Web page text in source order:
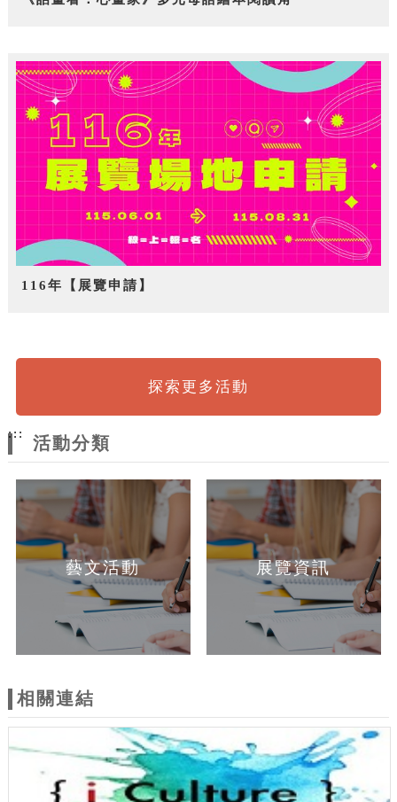
116年【展覽申請】
探索更多活動
:::
活動分類
藝文活動 展覽資訊
相關連結